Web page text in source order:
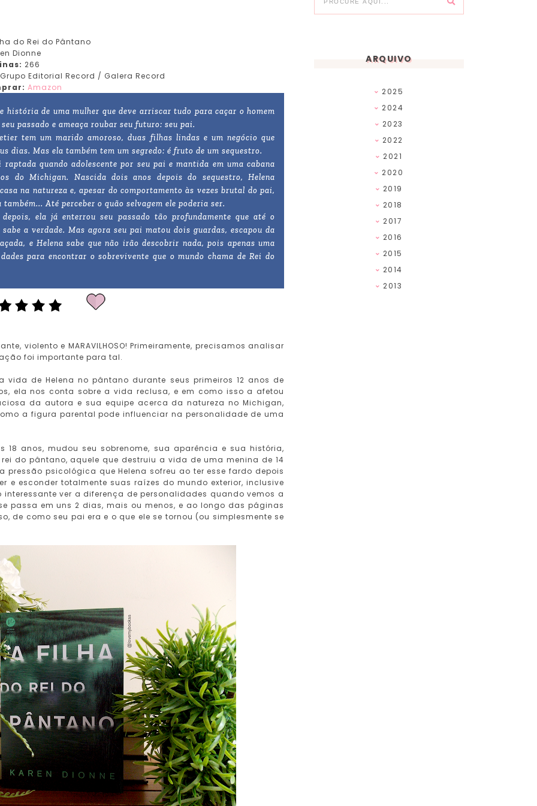
do Rei do Pântano
Dionne
266
Editorial Record / Galera Record
Amazon
história de uma mulher que deve arriscar tudo para caçar o homem
passado e ameaça roubar seu futuro: seu pai.
tem um marido amoroso, duas filhas lindas e um negócio que
dias. Mas ela também tem um segredo: é fruto de um sequestro.
raptada quando adolescente por seu pai e mantida em uma cabana
do Michigan. Nascida dois anos depois do sequestro, Helena
na natureza e, apesar do comportamento às vezes brutal do pai,
também... Até perceber o quão selvagem ele poderia ser.
ela já enterrou seu passado tão profundamente que até o
a verdade. Mas agora seu pai matou dois guardas, escapou da
e Helena sabe que não irão descobrir nada, pois apenas uma
para encontrar o sobrevivente que o mundo chama de Rei do
violento e MARAVILHOSO! Primeiramente, precisamos analisar
foi importante para tal.
vida de Helena no pântano durante seus primeiros 12 anos de
ela nos conta sobre a vida reclusa, e em como isso a afetou
da autora e sua equipe acerca da natureza no Michigan,
a figura parental pode influenciar na personalidade de uma
18 anos, mudou seu sobrenome, sua aparência e sua história,
do pântano, aquele que destruiu a vida de uma menina de 14
psicológica que Helena sofreu ao ter esse fardo depois
e esconder totalmente suas raízes do mundo exterior, inclusive
ver a diferença de personalidades quando vemos a
passa em uns 2 dias, mais ou menos, e ao longo das páginas
de como seu pai era e o que ele se tornou (ou simplesmente se
ARQUIVO
2025
2024
2023
2022
2021
2020
2019
2018
2017
2016
2015
2014
2013